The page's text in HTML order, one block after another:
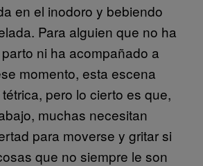
en el inodoro y bebiendo
Para alguien que no ha
ni ha acompañado a
momento, esta escena
pero lo cierto es que,
muchas necesitan
para moverse y gritar si
que no siempre le son